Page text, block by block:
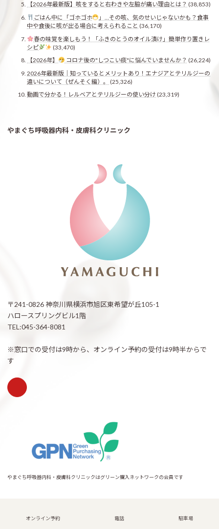
【2026年最新版】咳をすると右わきや左脇が痛い理由とは？ (38,853)
ごはん中に「ゴホゴホ
」…その咳、気のせいじゃないかも？食事
中や食後に咳が出る場合に考えられること (36,170)
春の味覚を楽しもう！「ふきのとうのオイル漬け」簡単作り置きレ
シピ
(33,470)
【2026年】
コロナ後の"しつこい痰"に悩んでいませんか？ (26,224)
2026年最新版｜知っているとメリットあり！エナジアとテリルジーの
違いについて（ぜんそく編）。
(25,326)
動画で分かる！レルベアとテリルジーの使い分け (23,319)
やまぐち呼吸器内科・皮膚科クリニック
〒241-0826 神奈川県横浜市旭区東希望が丘105-1
ハロースプリングビル1階
TEL:045-364-8081
※窓口での受付は9時から、オンライン予約の受付は9時半からで
す
やまぐち呼吸器内科・皮膚科クリニックはグリーン購入ネットワークの会員です
オンライン予約 電話 駐車場